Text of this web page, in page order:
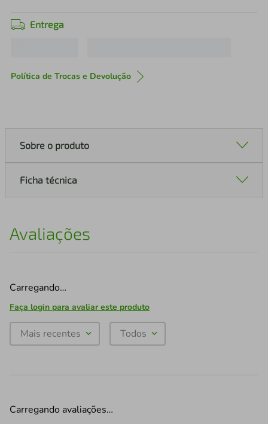
Entrega
Política de Trocas e Devolução
Sobre o produto
Ficha técnica
Avaliações
Carregando…
Faça login para avaliar este produto
Mais recentes Todos
Carregando avaliações…